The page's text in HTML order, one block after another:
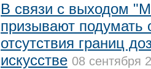
В связи с выходом
призывают подумать
отсутствия границ
искусстве 08 сентября